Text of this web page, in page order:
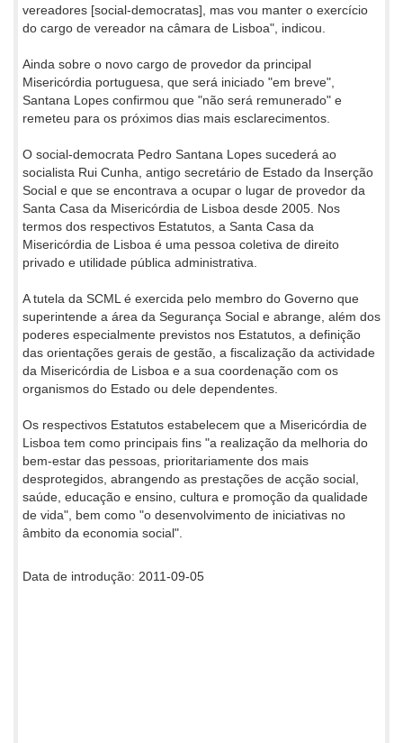
vereadores [social-democratas], mas vou manter o exercício
do cargo de vereador na câmara de Lisboa", indicou.
Ainda sobre o novo cargo de provedor da principal
Misericórdia portuguesa, que será iniciado "em breve",
Santana Lopes confirmou que "não será remunerado" e
remeteu para os próximos dias mais esclarecimentos.
O social-democrata Pedro Santana Lopes sucederá ao
socialista Rui Cunha, antigo secretário de Estado da Inserção
Social e que se encontrava a ocupar o lugar de provedor da
Santa Casa da Misericórdia de Lisboa desde 2005. Nos
termos dos respectivos Estatutos, a Santa Casa da
Misericórdia de Lisboa é uma pessoa coletiva de direito
privado e utilidade pública administrativa.
A tutela da SCML é exercida pelo membro do Governo que
superintende a área da Segurança Social e abrange, além dos
poderes especialmente previstos nos Estatutos, a definição
das orientações gerais de gestão, a fiscalização da actividade
da Misericórdia de Lisboa e a sua coordenação com os
organismos do Estado ou dele dependentes.
Os respectivos Estatutos estabelecem que a Misericórdia de
Lisboa tem como principais fins "a realização da melhoria do
bem-estar das pessoas, prioritariamente dos mais
desprotegidos, abrangendo as prestações de acção social,
saúde, educação e ensino, cultura e promoção da qualidade
de vida", bem como "o desenvolvimento de iniciativas no
âmbito da economia social".
Data de introdução: 2011-09-05